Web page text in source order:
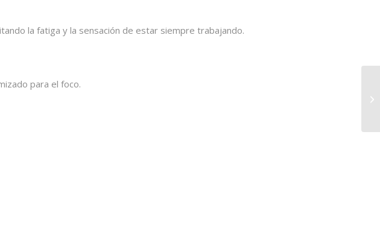
la fatiga y la sensación de estar siempre trabajando.
para el foco.